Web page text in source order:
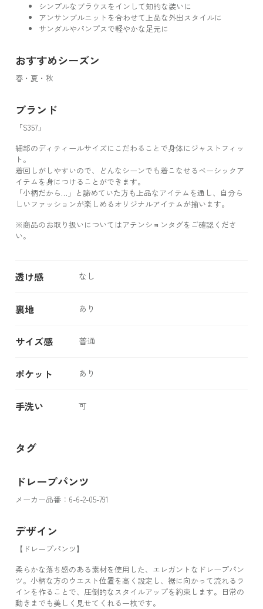
シンプルなブラウスをインして知的な装いに
アンサンブルニットを合わせて上品な外出スタイルに
サンダルやパンプスで軽やかな足元に
おすすめシーズン
春・夏・秋
ブランド
「S357」
細部のディティールサイズにこだわることで身体にジャストフィッ
ト。
着回しがしやすいので、どんなシーンでも着こなせるベーシックア
イテムを身につけることができます。
「小柄だから…」と諦めていた方も上品なアイテムを通し、自分ら
しいファッションが楽しめるオリジナルアイテムが揃います。
※商品のお取り扱いについてはアテンションタグをご確認くださ
い。
透け感 なし
裏地 あり
サイズ感 普通
ポケット あり
手洗い 可
タグ
ドレープパンツ
メーカー品番：6-6-2-05-791
デザイン
【ドレープパンツ】
柔らかな落ち感のある素材を使用した、エレガントなドレープパン
ツ。小柄な方のウエスト位置を高く設定し、裾に向かって流れるラ
インを作ることで、圧倒的なスタイルアップを約束します。日常の
動きまでも美しく見せてくれる一枚です。